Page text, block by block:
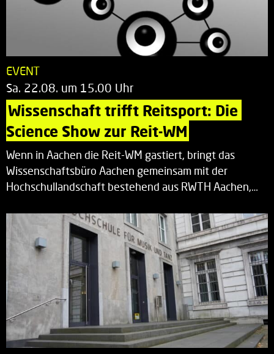
EVENT
Sa. 22.08. um 15.00 Uhr
Wissenschaft trifft Reitsport: Die
Science Show zur Reit-WM
Wenn in Aachen die Reit-WM gastiert, bringt das
Wissenschaftsbüro Aachen gemeinsam mit der
Hochschullandschaft bestehend aus RWTH Aachen,…